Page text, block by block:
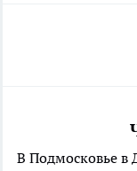
В Подмосковье в